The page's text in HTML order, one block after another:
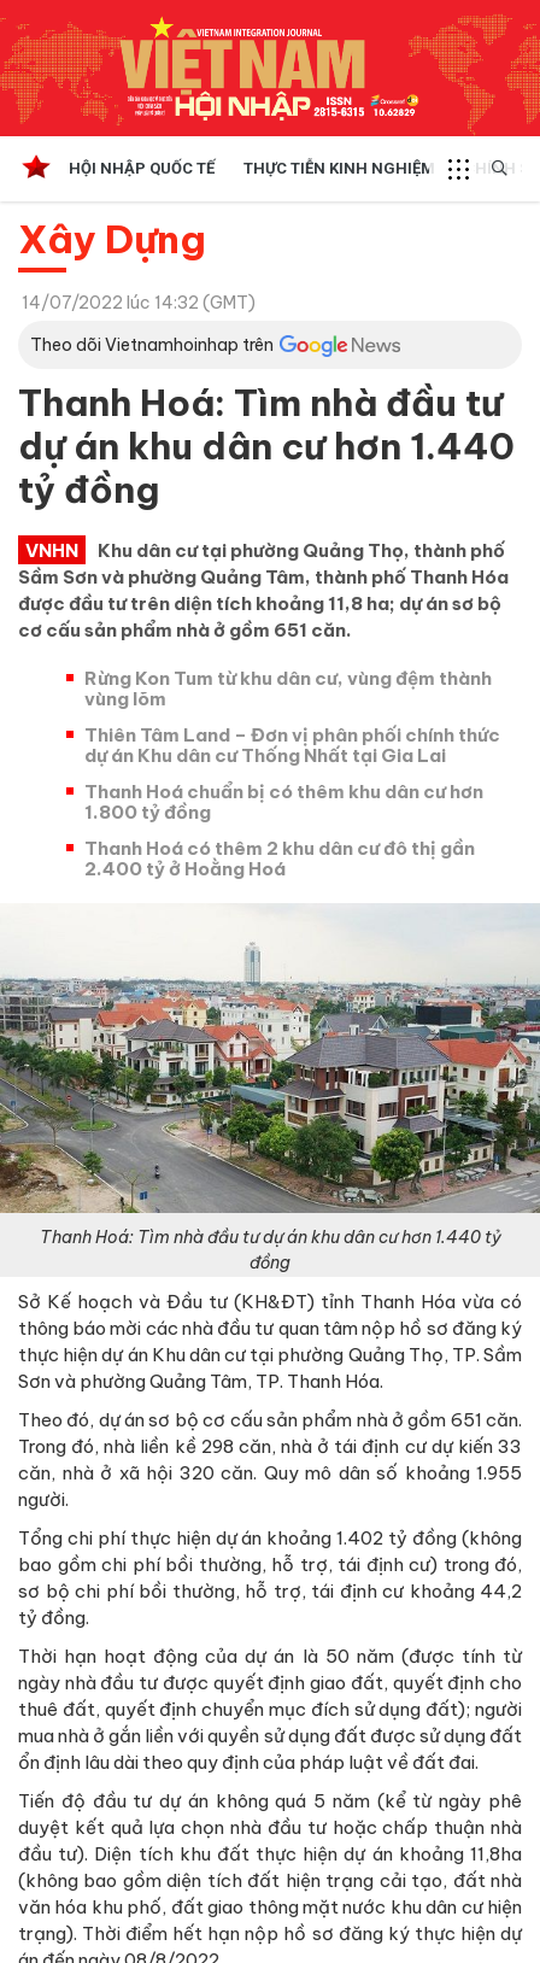
HỘI NHẬP QUỐC TẾ THỰC TIỄN KINH NGHIỆM CHÍNH
Xây Dựng
14/07/2022 lúc 14:32 (GMT)
Theo dõi Vietnamhoinhap trên
Thanh Hoá: Tìm nhà đầu tư
dự án khu dân cư hơn 1.440
tỷ đồng
VNHN
Khu dân cư tại phường Quảng Thọ, thành phố
Sầm Sơn và phường Quảng Tâm, thành phố Thanh Hóa
được đầu tư trên diện tích khoảng 11,8 ha; dự án sơ bộ
cơ cấu sản phẩm nhà ở gồm 651 căn.
Rừng Kon Tum từ khu dân cư, vùng đệm thành
vùng lõm
Thiên Tâm Land – Đơn vị phân phối chính thức
dự án Khu dân cư Thống Nhất tại Gia Lai
Thanh Hoá chuẩn bị có thêm khu dân cư hơn
1.800 tỷ đồng
Thanh Hoá có thêm 2 khu dân cư đô thị gần
2.400 tỷ ở Hoằng Hoá
Thanh Hoá: Tìm nhà đầu tư dự án khu dân cư hơn 1.440 tỷ
đồng
Sở Kế hoạch và Đầu tư (KH&ĐT) tỉnh Thanh Hóa vừa có
thông báo mời các nhà đầu tư quan tâm nộp hồ sơ đăng ký
thực hiện dự án Khu dân cư tại phường Quảng Thọ, TP. Sầm
Sơn và phường Quảng Tâm, TP. Thanh Hóa.
Theo đó, dự án sơ bộ cơ cấu sản phẩm nhà ở gồm 651 căn.
Trong đó, nhà liền kề 298 căn, nhà ở tái định cư dự kiến 33
căn, nhà ở xã hội 320 căn. Quy mô dân số khoảng 1.955
người.
Tổng chi phí thực hiện dự án khoảng 1.402 tỷ đồng (không
bao gồm chi phí bồi thường, hỗ trợ, tái định cư) trong đó,
sơ bộ chi phí bồi thường, hỗ trợ, tái định cư khoảng 44,2
tỷ đồng.
Thời hạn hoạt động của dự án là 50 năm (được tính từ
ngày nhà đầu tư được quyết định giao đất, quyết định cho
thuê đất, quyết định chuyển mục đích sử dụng đất); người
mua nhà ở gắn liền với quyền sử dụng đất được sử dụng đất
ổn định lâu dài theo quy định của pháp luật về đất đai.
Tiến độ đầu tư dự án không quá 5 năm (kể từ ngày phê
duyệt kết quả lựa chọn nhà đầu tư hoặc chấp thuận nhà
đầu tư). Diện tích khu đất thực hiện dự án khoảng 11,8ha
(không bao gồm diện tích đất hiện trạng cải tạo, đất nhà
văn hóa khu phố, đất giao thông mặt nước khu dân cư hiện
trạng). Thời điểm hết hạn nộp hồ sơ đăng ký thực hiện dự